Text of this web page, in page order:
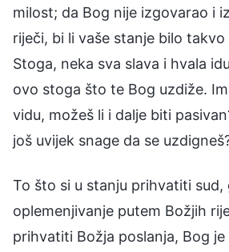
milost; da Bog nije izgovarao i
riječi, bi li vaše stanje bilo
Stoga, neka sva slava i hvala
ovo stoga što te Bog uzdiže.
vidu, možeš li i dalje biti
još uvijek snage da se
To što si u stanju prihvatiti sud,
oplemenjivanje putem Božjih
prihvatiti Božja poslanja, Bog